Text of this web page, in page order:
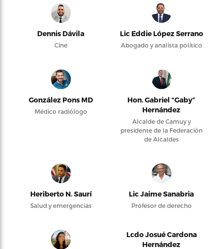
Dennis Dávila
Cine
Lic Eddie López Serrano
Abogado y analista político
González Pons MD
Médico radiólogo
Hon. Gabriel “Gaby”
Hernández
Alcalde de Camuy y
presidente de la Federación
de Alcaldes
Heriberto N. Saurí
Salud y emergencias
Lic Jaime Sanabria
Profesor de derecho
Lcdo Josué Cardona
Hernández